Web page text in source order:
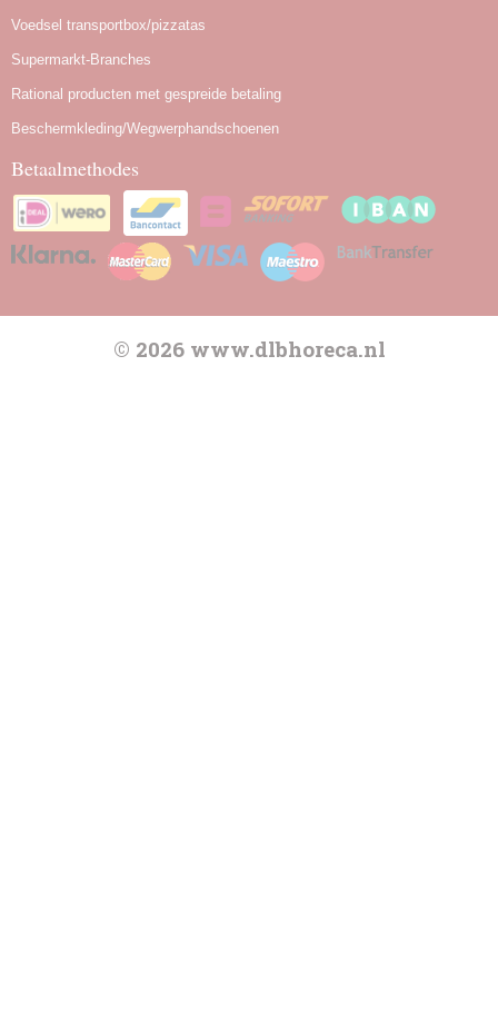
Voedsel transportbox/pizzatas
Supermarkt-Branches
Rational producten met gespreide betaling
Beschermkleding/Wegwerphandschoenen
Betaalmethodes
© 2026 www.dlbhoreca.nl